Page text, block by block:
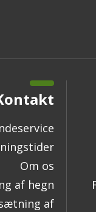
Om os
af hegn
af